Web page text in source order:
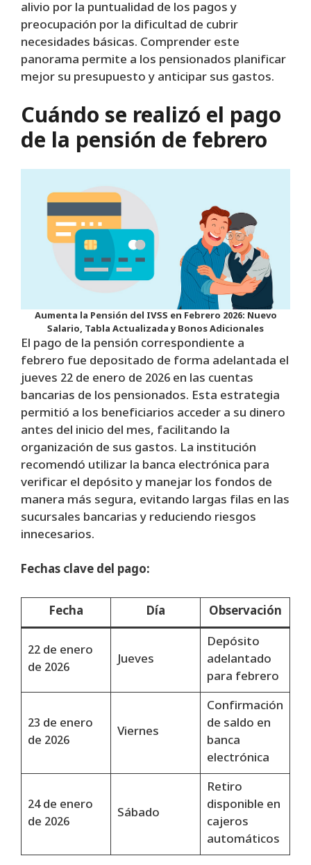
alivio por la puntualidad de los pagos y
preocupación por la dificultad de cubrir
necesidades básicas. Comprender este
panorama permite a los pensionados planificar
mejor su presupuesto y anticipar sus gastos.
Cuándo se realizó el pago
de la pensión de febrero
Aumenta la Pensión del IVSS en Febrero 2026: Nuevo
Salario, Tabla Actualizada y Bonos Adicionales
El pago de la pensión correspondiente a
febrero fue depositado de forma adelantada el
jueves 22 de enero de 2026 en las cuentas
bancarias de los pensionados. Esta estrategia
permitió a los beneficiarios acceder a su dinero
antes del inicio del mes, facilitando la
organización de sus gastos. La institución
recomendó utilizar la banca electrónica para
verificar el depósito y manejar los fondos de
manera más segura, evitando largas filas en las
sucursales bancarias y reduciendo riesgos
innecesarios.
Fechas clave del pago:
Fecha Día Observación
22 de enero
de 2026
Jueves
Depósito
adelantado
para febrero
23 de enero
de 2026
Viernes
Confirmación
de saldo en
banca
electrónica
24 de enero
de 2026
Sábado
Retiro
disponible en
cajeros
automáticos